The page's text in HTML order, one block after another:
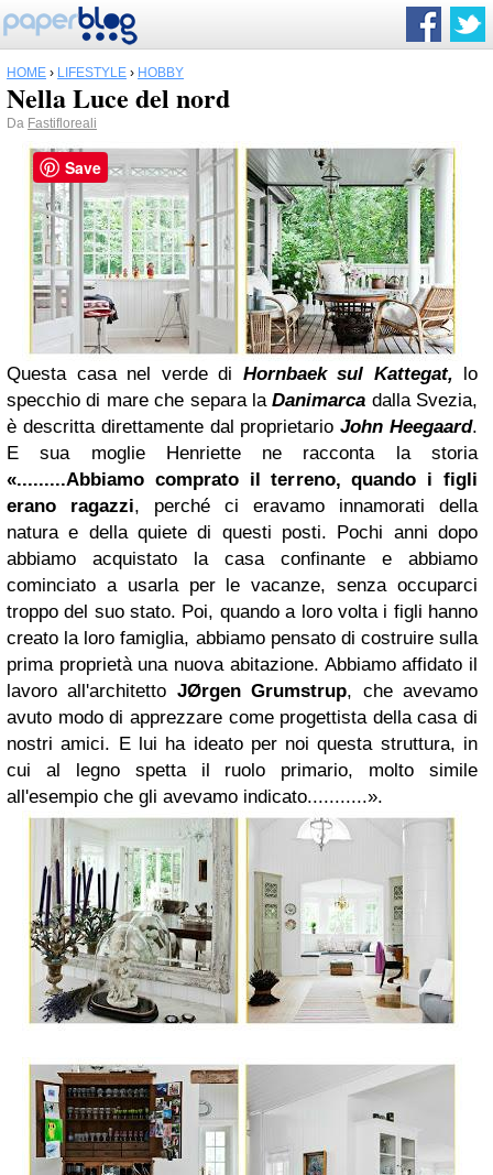
HOME › LIFESTYLE › HOBBY
Nella Luce del nord
Da Fastifloreali
Questa casa nel verde di Hornbaek sul Kattegat, lo
specchio di mare che separa laDanimarca dalla Svezia,
è descritta direttamente dal proprietario John Heegaard.
E sua moglie Henriette ne racconta la storia
«.........Abbiamo comprato il terreno, quando i figli
erano ragazzi, perché ci eravamo innamorati della
natura e della quiete di questi posti. Pochi anni dopo
abbiamo acquistato la casa confinante e abbiamo
cominciato a usarla per le vacanze, senza occuparci
troppo del suo stato. Poi, quando a loro volta i figli hanno
creato la loro famiglia, abbiamo pensato di costruire sulla
prima proprietà una nuova abitazione. Abbiamo affidato il
lavoro all'architetto JØrgen Grumstrup, che avevamo
avuto modo di apprezzare come progettista della casa di
nostri amici. E lui ha ideato per noi questa struttura, in
cui al legno spetta il ruolo primario, molto simile
all'esempio che gli avevamo indicato...........».
Save